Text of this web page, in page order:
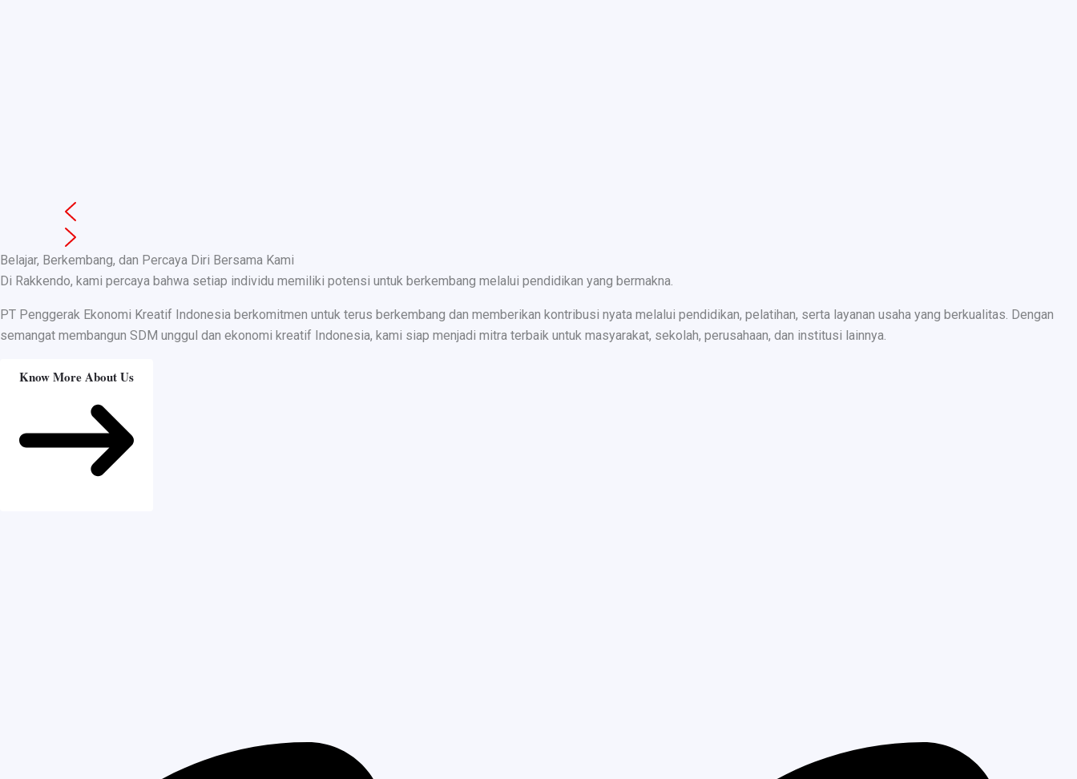
Belajar, Berkembang, dan Percaya Diri Bersama Kami
Di Rakkendo, kami percaya bahwa setiap individu memiliki potensi untuk berkembang melalui pendidikan yang bermakna.
PT Penggerak Ekonomi Kreatif Indonesia berkomitmen untuk terus berkembang dan memberikan kontribusi nyata melalui pendidikan, pelatihan, serta layanan usaha yang berkualitas. Dengan
semangat membangun SDM unggul dan ekonomi kreatif Indonesia, kami siap menjadi mitra terbaik untuk masyarakat, sekolah, perusahaan, dan institusi lainnya.
Know More About Us